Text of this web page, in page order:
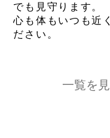
でも見守ります。
心も体もいつも近
ださい。
一覧を